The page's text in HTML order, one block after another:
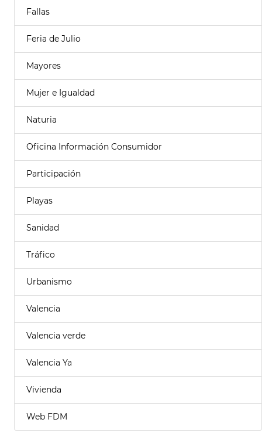
Fallas
Feria de Julio
Mayores
Mujer e Igualdad
Naturia
Oficina Información Consumidor
Participación
Playas
Sanidad
Tráfico
Urbanismo
Valencia
Valencia verde
Valencia Ya
Vivienda
Web FDM